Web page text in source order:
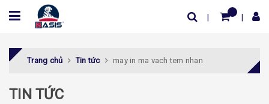
Trang chủ Tin tức may in ma vach tem nhan
TIN TỨC